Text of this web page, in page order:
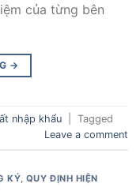
của từng bên
→
nhập khẩu
Tagged
Leave a comment
KÝ, QUY ĐỊNH HIỆN